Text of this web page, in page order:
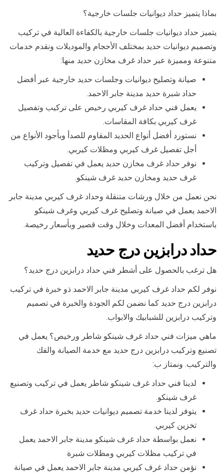
بماذا يتميز حداد ديوانيات جلسات خارجية؟
يتميز حداد ديوانيات جلسات خارجية بالكفاءة العالية في تركيب
وتصميم ديوانيات حديد بمختلف الأحجام والموديلات ونقدم خدمات
متنوعة ومميزة عبر حداد غرف مخازن حديد منها:
صيانة وتصليح ديوانيات وجلسات حديد خارجية عبر أفضل
حداد شبرة حديد مدينة جابر الاحمد.
يعمل فني حداد غرف كيربي رخيص على تركيب وتفصيل
غرف كيربي بكافة المقاسات.
نستورد أفضل أنواع الحديد المقاوم للصدأ وبأجود الأنواع من
أجل تفصيل غرف كيربي ومظلات كيربي.
نوفر حداد غرف مخازن حديد يعمل في تفصيل وتركيب
غرف حديد ومخازن حديد غرف شينكو.
نحن نعمل من خلال ورشات متنقلة وحداد غرف كيربي مدينة جابر
الاحمد يعمل في صيانة وتصليح غرف كيربي وغرف شينكو
باستخدام أفضل المعدات وخلال وقت قصير وبأسعار رخيصة.
حداد درابزين درج حديد
هل ترغب بالحصول على أشطر فني حداد درابزين درج حديد؟
نوفر لكم حداد غرف كيربي مدينة جابر الاحمد ذو خبرة في تركيب
درابزين درج حديد كما نضمن لكم الجودة والخبرة في تصميم
وتركيب درابزين للشبابيك والابواب.
ماهي ميزات فني حداد غرف شينكو شاطر ورخيص؟ يعمل في
تصنيع وتركيب درابزين درج حديد مع خدمة الصيانة والفك
والتركيب. ونمتاز ب:
لدينا فني حداد غرف شينكو شاطر يعمل في تركيب وتصنيع
غرف شينكو.
يتوفر لدينا خدمة تصميم ديوانيات حديد بخبرة حداد غرف
تخزين كيربي.
نعمل بواسطة حداد غرف شينكو مدينة جابر الاحمد يعمل
في تركيب مظلات كيربي ومظلات شبرة
نؤمن حداد غرف كيربي مدينة جابر الاحمد يعمل في صيانة